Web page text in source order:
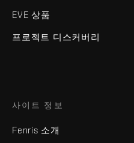
EVE 상품
프로젝트 디스커버리
사이트 정보
Fenris 소개